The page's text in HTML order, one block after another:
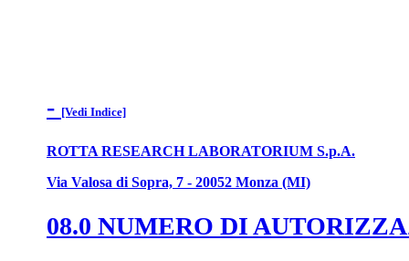
- [Vedi Indice]
ROTTA RESEARCH LABORATORIUM S.p.A.
Via Valosa di Sopra, 7 - 20052 Monza (MI)
08.0 NUMERO DI